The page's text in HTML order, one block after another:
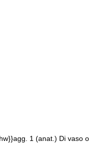
1 (anat.) Di vaso o